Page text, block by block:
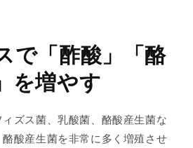
で「酢酸」「酪
を増やす
ズス菌、乳酸菌、酪酸産生菌な
酸産生菌を非常に多く増殖させ